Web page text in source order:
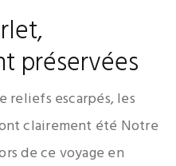
préservées
reliefs escarpés, les
clairement été Notre
de ce voyage en